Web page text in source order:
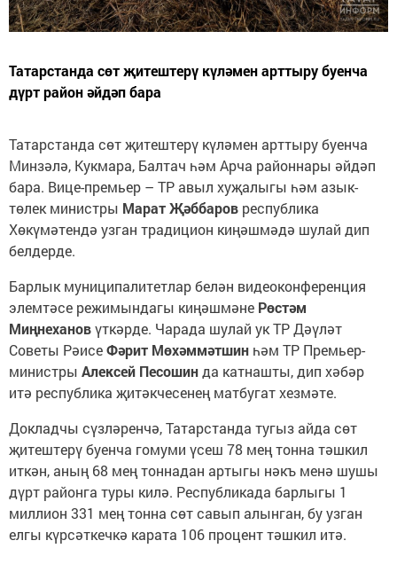
Татарстанда сөт җитештерү күләмен арттыру буенча
дүрт район әйдәп бара
Татарстанда сөт җитештерү күләмен арттыру буенча
Минзәлә, Кукмара, Балтач һәм Арча районнары әйдәп
бара. Вице-премьер – ТР авыл хуҗалыгы һәм азык-
төлек министры Марат Җәббаров республика
Хөкүмәтендә узган традицион киңәшмәдә шулай дип
белдерде.
Барлык муниципалитетлар белән видеоконференция
элемтәсе режимындагы киңәшмәне Рөстәм
Миңнехановүткәрде. Чарада шулай ук ТР Дәүләт
Советы РәисеФәрит Мөхәммәтшин һәм ТР Премьер-
министры Алексей Песошинда катнашты, дип хәбәр
итә республика җитәкчесенең матбугат хезмәте.
Докладчы сүзләренчә, Татарстанда тугыз айда сөт
җитештерү буенча гомуми үсеш 78 мең тонна тәшкил
иткән, аның 68 мең тоннадан артыгы нәкъ менә шушы
дүрт районга туры килә. Республикада барлыгы 1
миллион 331 мең тонна сөт савып алынган, бу узган
елгы күрсәткечкә карата 106 процент тәшкил итә.